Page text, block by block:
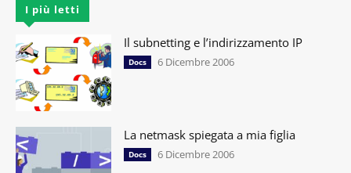
I più letti
Il subnetting e l’indirizzamento IP
Docs 6 Dicembre 2006
La netmask spiegata a mia figlia
Docs 6 Dicembre 2006